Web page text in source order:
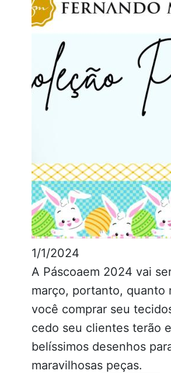
1/1/2024
A Páscoaem 2024 vai
março, portanto, quanto
você comprar seu
cedo seu clientes terão
belíssimos desenhos
maravilhosas peças.